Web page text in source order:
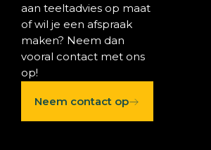
aan teeltadvies op maat
of wil je een afspraak
maken? Neem dan
vooral contact met ons
op!
Neem contact op